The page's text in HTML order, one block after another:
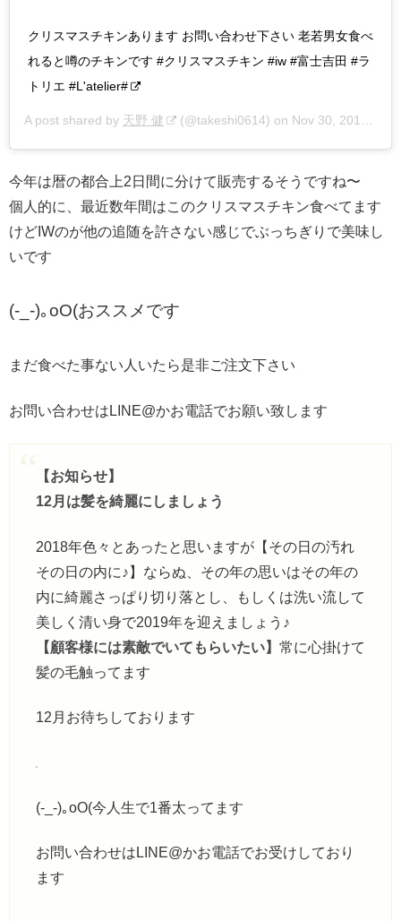
クリスマスチキンあります お問い合わせ下さい 老若男女食べ
れると噂のチキンです #クリスマスチキン #iw #富士吉田 #ラ
トリエ #L'atelier#
A post shared by 天野 健 (@takeshi0614) on Nov 30, 2018 at 5:28pm PST
今年は暦の都合上2日間に分けて販売するそうですね〜
個人的に、最近数年間はこのクリスマスチキン食べてます
けどIWのが他の追随を許さない感じでぶっちぎりで美味し
いです
(-_-)｡oO(おススメです
まだ食べた事ない人いたら是非ご注文下さい
お問い合わせはLINE@かお電話でお願い致します
【お知らせ】
12月は髪を綺麗にしましょう
2018年色々とあったと思いますが【その日の汚れ
その日の内に♪】ならぬ、その年の思いはその年の
内に綺麗さっぱり切り落とし、もしくは洗い流して
美しく清い身で2019年を迎えましょう♪
【顧客様には素敵でいてもらいたい】 常に心掛けて
髪の毛触ってます
12月お待ちしております
(-_-)｡oO(今人生で1番太ってます
お問い合わせはLINE@かお電話でお受けしており
ます